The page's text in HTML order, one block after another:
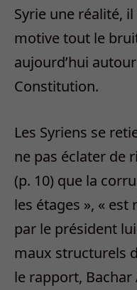
Syrie une réalité,
motive tout le
aujourd’hui
Constitution.
Les Syriens se
ne pas éclater de
(p. 10) que la
les étages », «
par le président
maux structurels
le rapport,